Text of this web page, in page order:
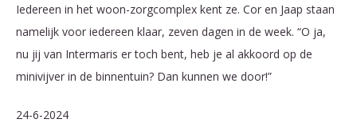
24-6-2024
Iedereen in het woon-zorgcomplex kent ze. Cor en Jaap staan
namelijk voor iedereen klaar, zeven dagen in de week. “O ja,
nu jij van Intermaris er toch bent, heb je al akkoord op de
minivijver in de binnentuin? Dan kunnen we door!”